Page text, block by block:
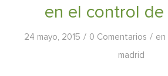
en el control de
24 mayo, 2015 / 0 Comentarios / en
madrid